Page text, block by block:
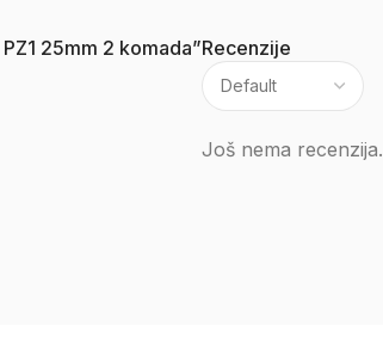
Recenzije
Još nema recenzija.
25mm 2 komada”